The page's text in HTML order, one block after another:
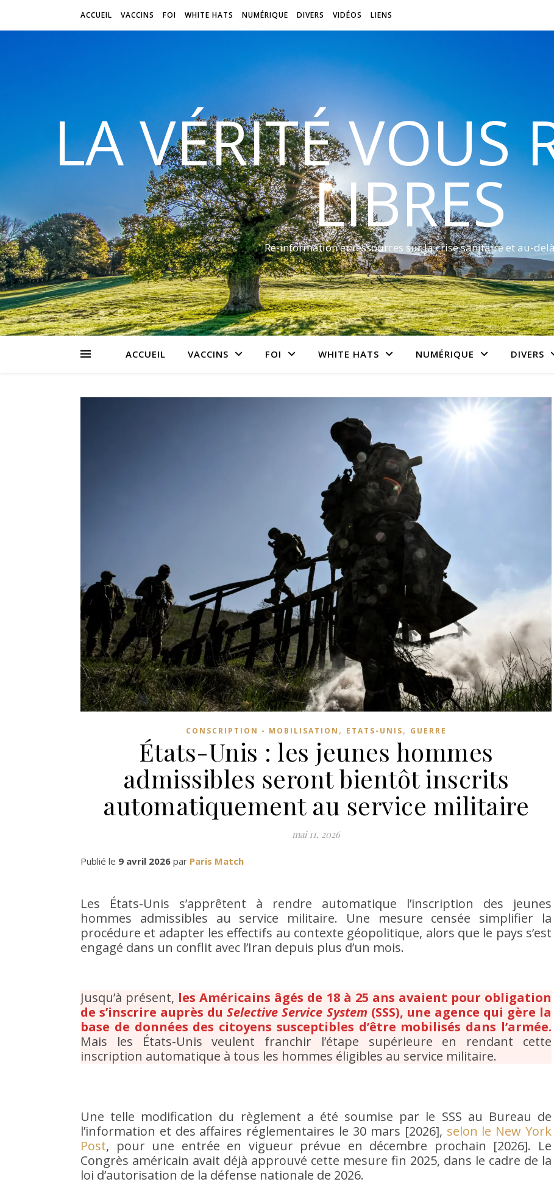
ACCUEIL VACCINS FOI WHITE HATS NUMÉRIQUE DIVERS VIDÉOS LIENS
LA VÉRITÉ VOUS
LIBRES
Ré-information et ressources sur la crise sanitaire et au-delà
ACCUEIL VACCINS FOI WHITE HATS NUMÉRIQUE DIVERS
CONSCRIPTION - MOBILISATION , ETATS-UNIS, GUERRE
États-Unis : les jeunes hommes
admissibles seront bientôt inscrits
automatiquement au service militaire
mai 11, 2026
Publié le 9 avril 2026 par Paris Match
Les États-Unis s’apprêtent à rendre automatique l’inscription des jeunes
hommes admissibles au service militaire. Une mesure censée simplifier la
procédure et adapter les effectifs au contexte géopolitique, alors que le pays s’est
engagé dans un conflit avec l’Iran depuis plus d’un mois.
Jusqu’à présent, les Américains âgés de 18 à 25 ans avaient pour obligation
de s’inscrire auprès duSelective Service System (SSS), une agence qui gère la
base de données des citoyens susceptibles d’être mobilisés dans l’armée.
Mais les États-Unis veulent franchir l’étape supérieure en rendant cette
inscription automatique à tous les hommes éligibles au service militaire.
Une telle modification du règlement a été soumise par le SSS au Bureau de
l’information et des affaires réglementaires le 30 mars [2026], selon le New York
Post, pour une entrée en vigueur prévue en décembre prochain [2026]. Le
Congrès américain avait déjà approuvé cette mesure fin 2025, dans le cadre de la
loi d’autorisation de la défense nationale de 2026.